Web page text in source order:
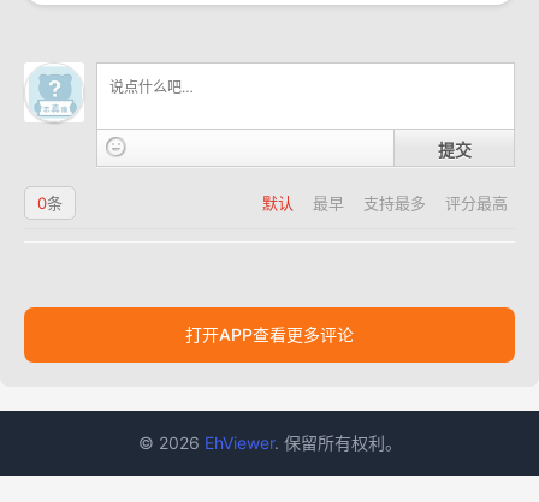
提交
默认 最早 支持最多 评分最高
0条
打开APP查看更多评论
© 2026 EhViewer. 保留所有权利。